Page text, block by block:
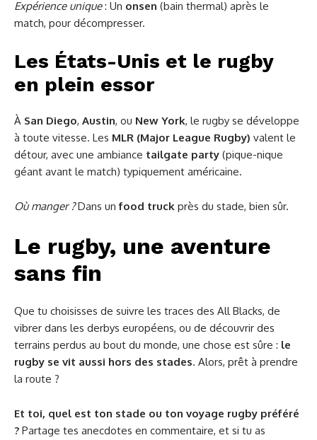
Expérience unique: Un onsen (bain thermal) après le
match, pour décompresser.
Les États-Unis et le rugby
en plein essor
À San Diego, Austin, ou New York, le rugby se développe
à toute vitesse. Les MLR (Major League Rugby) valent le
détour, avec une ambiance tailgate party (pique-nique
géant avant le match) typiquement américaine.
Où manger ?Dans unfood truck près du stade, bien sûr.
Le rugby, une aventure
sans fin
Que tu choisisses de suivre les traces des All Blacks, de
vibrer dans les derbys européens, ou de découvrir des
terrains perdus au bout du monde, une chose est sûre : le
rugby se vit aussi hors des stades. Alors, prêt à prendre
la route ?
Et toi, quel est ton stade ou ton voyage rugby préféré
? Partage tes anecdotes en commentaire, et si tu as